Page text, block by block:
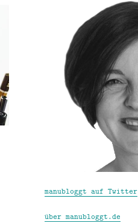
manubloggt auf Twitter
über manubloggt.de